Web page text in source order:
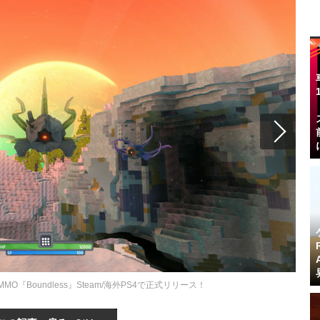
『Boundless』Steam/海外PS4で正式リリース！